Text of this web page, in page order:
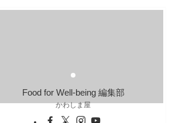
Food for Well-being 編集部
かわしま屋